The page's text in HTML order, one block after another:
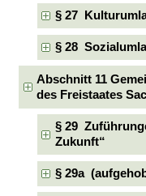
§ 27
§ 28
Abschnitt 11
des Freistaates
§ 29
Zukunft“
§ 29a